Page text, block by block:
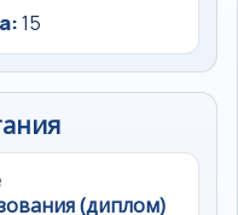
15
(диплом)